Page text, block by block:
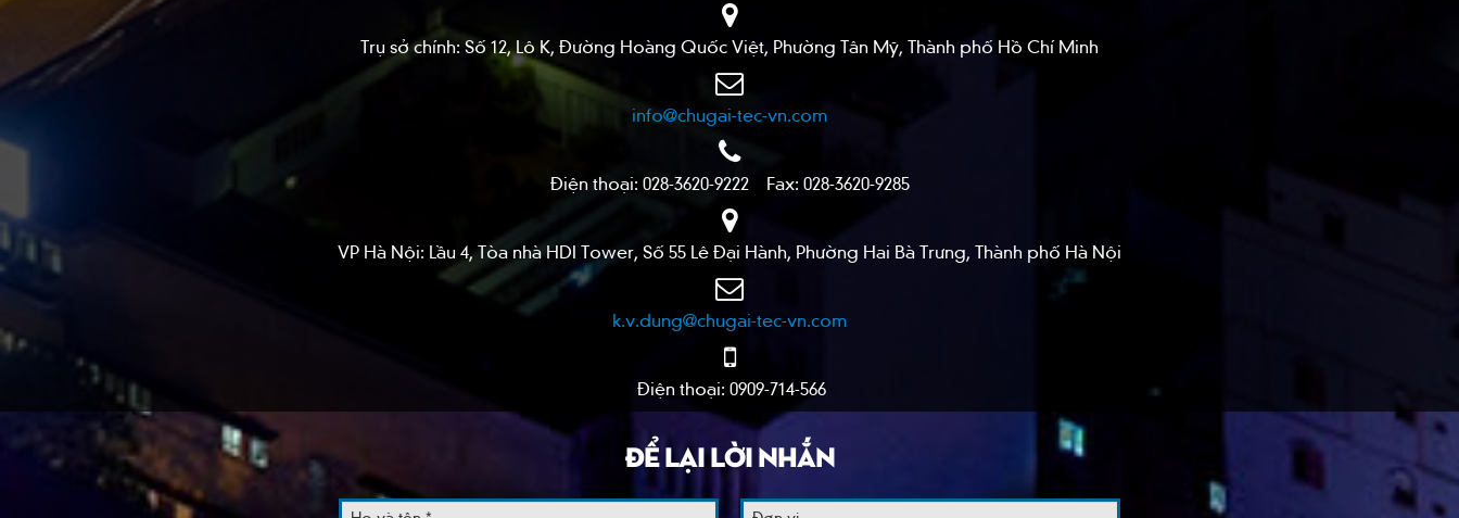
Trụ sở chính: Số 12, Lô K, Đường Hoàng Quốc Việt, Phường Tân Mỹ, Thành phố Hồ Chí Minh
info@chugai-tec-vn.com
Điện thoại: 028-3620-9222 Fax: 028-3620-9285
VP Hà Nội: Lầu 4, Tòa nhà HDI Tower, Số 55 Lê Đại Hành, Phường Hai Bà Trưng, Thành phố Hà Nội
k.v.dung@chugai-tec-vn.com
Điện thoại: 0909-714-566
ĐỂ LẠI LỜI NHẮN